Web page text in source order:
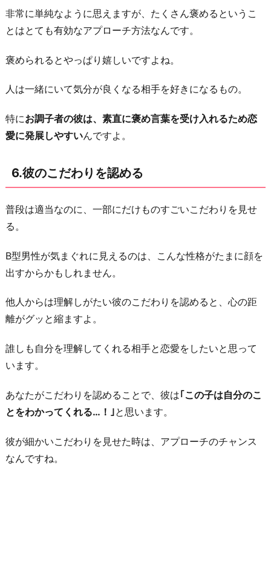
す
る
り
非常に単純なように思えますが、たくさん褒めるというこ
とはとても有効なアプローチ方法なんです。
褒められるとやっぱり嬉しいですよね。
人は一緒にいて気分が良くなる相手を好きになるもの。
特にお調子者の彼は、素直に褒め言葉を受け入れるため恋
愛に発展しやすいんですよ。
6.彼のこだわりを認める
普段は適当なのに、一部にだけものすごいこだわりを見せ
る。
B型男性が気まぐれに見えるのは、こんな性格がたまに顔を
出すからかもしれません。
他人からは理解しがたい彼のこだわりを認めると、心の距
離がグッと縮ますよ。
誰しも自分を理解してくれる相手と恋愛をしたいと思って
います。
あなたがこだわりを認めることで、彼は｢この子は自分のこ
とをわかってくれる…！｣と思います。
彼が細かいこだわりを見せた時は、アプローチのチャンス
なんですね。